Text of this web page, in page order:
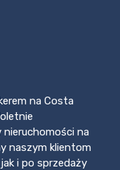
na Costa
na
naszym klientom
i po sprzedaży